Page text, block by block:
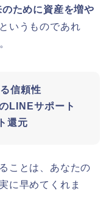
のために資産を増や
というものであれ
信頼性
LINEサポート
還元
ことは、あなたの
に早めてくれま